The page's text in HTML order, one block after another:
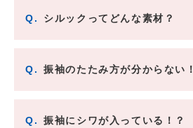
Q. シルックってどんな素材？
Q. 振袖のたたみ方が分からない！
Q. 振袖にシワが入っている！？